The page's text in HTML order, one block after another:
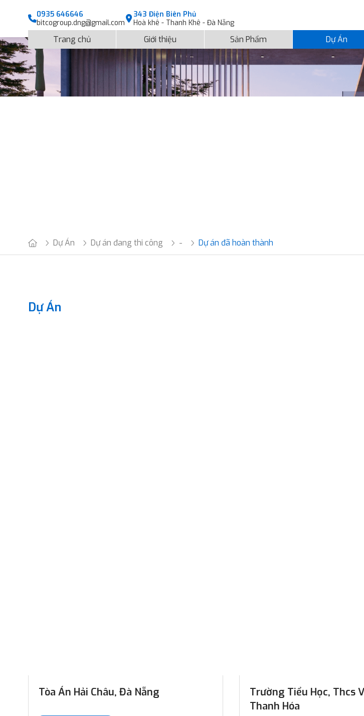
0935 646646
bitcogroup.dng@gmail.com
343 Điện Biên Phủ
Hoà khê - Thanh Khê - Đà Nẵng
Trang chủ Giới thiệu Sản Phẩm Dự Án
Dự Án Dự án đang thi công - Dự án đã hoàn thành
Dự Án
Tòa Án Hải Châu, Đà Nẵng
Trường Tiểu Học, Thcs
Thanh Hóa